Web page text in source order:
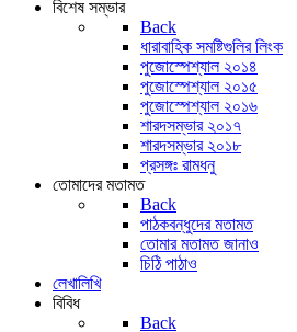
বিশেষ সম্ভার
Back
ধারাবাহিক সমষ্টিগুলির লিংক
পুজোস্পেশ্যাল ২০১৪
পুজোস্পেশ্যাল ২০১৫
পুজোস্পেশ্যাল ২০১৬
শারদসম্ভার ২০১৭
শারদসম্ভার ২০১৮
প্রসঙ্গঃ রামধনু
তোমাদের মতামত
Back
পাঠকবন্ধুদের মতামত
তোমার মতামত জানাও
চিঠি পাঠাও
লেখালিখি
বিবিধ
Back